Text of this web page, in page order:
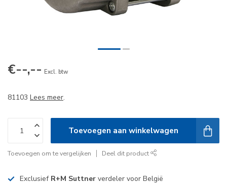
€--,-- Excl. btw
81103 Lees meer.
Toevoegen aan winkelwagen
Toevoegen om te vergelijken Deel dit product
Exclusief R+M Suttner verdeler voor België